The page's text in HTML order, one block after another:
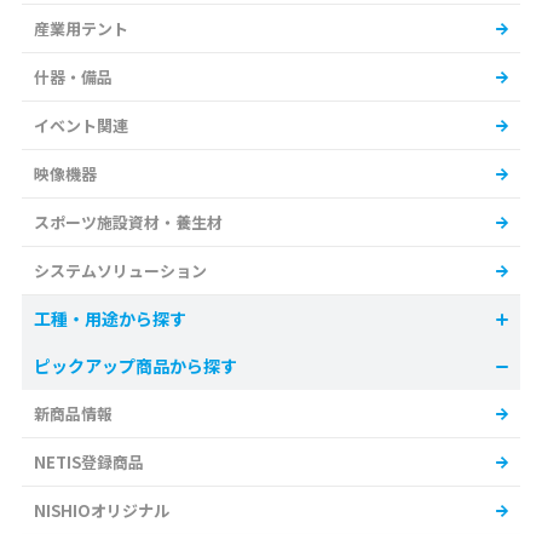
産業用テント
什器・備品
イベント関連
映像機器
スポーツ施設資材・養生材
システムソリューション
工種・用途から探す
ピックアップ商品から探す
新商品情報
NETIS登録商品
NISHIOオリジナル